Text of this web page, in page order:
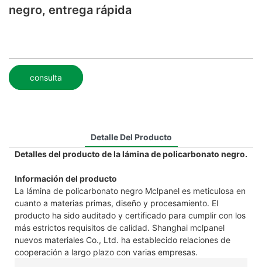
negro, entrega rápida
consulta
Detalle Del Producto
Detalles del producto de la lámina de policarbonato negro.
Información del producto
La lámina de policarbonato negro Mclpanel es meticulosa en
cuanto a materias primas, diseño y procesamiento. El
producto ha sido auditado y certificado para cumplir con los
más estrictos requisitos de calidad. Shanghai mclpanel
nuevos materiales Co., Ltd. ha establecido relaciones de
cooperación a largo plazo con varias empresas.